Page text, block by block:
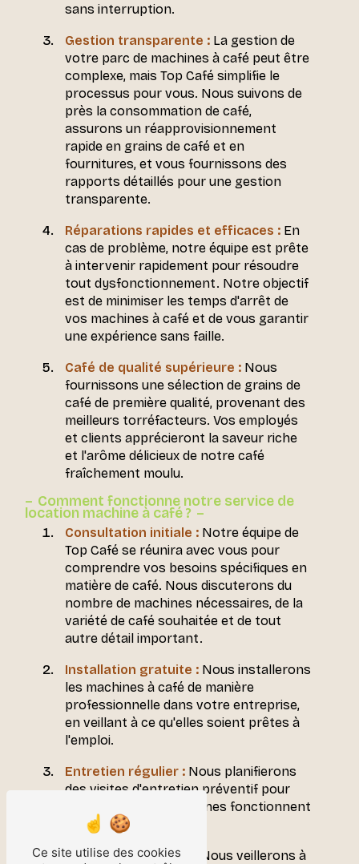
sans interruption.
Gestion transparente : La gestion de
votre parc de machines à café peut être
complexe, mais Top Café simplifie le
processus pour vous. Nous suivons de
près la consommation de café,
assurons un réapprovisionnement
rapide en grains de café et en
fournitures, et vous fournissons des
rapports détaillés pour une gestion
transparente.
Réparations rapides et efficaces : En
cas de problème, notre équipe est prête
à intervenir rapidement pour résoudre
tout dysfonctionnement. Notre objectif
est de minimiser les temps d'arrêt de
vos machines à café et de vous garantir
une expérience sans faille.
Café de qualité supérieure : Nous
fournissons une sélection de grains de
café de première qualité, provenant des
meilleurs torréfacteurs. Vos employés
et clients apprécieront la saveur riche
et l'arôme délicieux de notre café
fraîchement moulu.
Comment fonctionne notre service de
location machine à café ?
Consultation initiale : Notre équipe de
Top Café se réunira avec vous pour
comprendre vos besoins spécifiques en
matière de café. Nous discuterons du
nombre de machines nécessaires, de la
variété de café souhaitée et de tout
autre détail important.
Installation gratuite : Nous installerons
les machines à café de manière
professionnelle dans votre entreprise,
en veillant à ce qu'elles soient prêtes à
l'emploi.
Entretien régulier : Nous planifierons
des visites d'entretien préventif pour
garantir que vos machines fonctionnent
à plein régime.
Fournitures en café : Nous veillerons à
Ce site utilise des cookies